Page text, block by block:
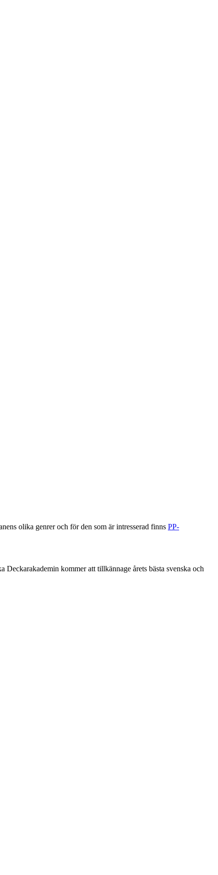
olika genrer och för den som är intresserad finns PP-
Deckarakademin kommer att tillkännage årets bästa svenska och